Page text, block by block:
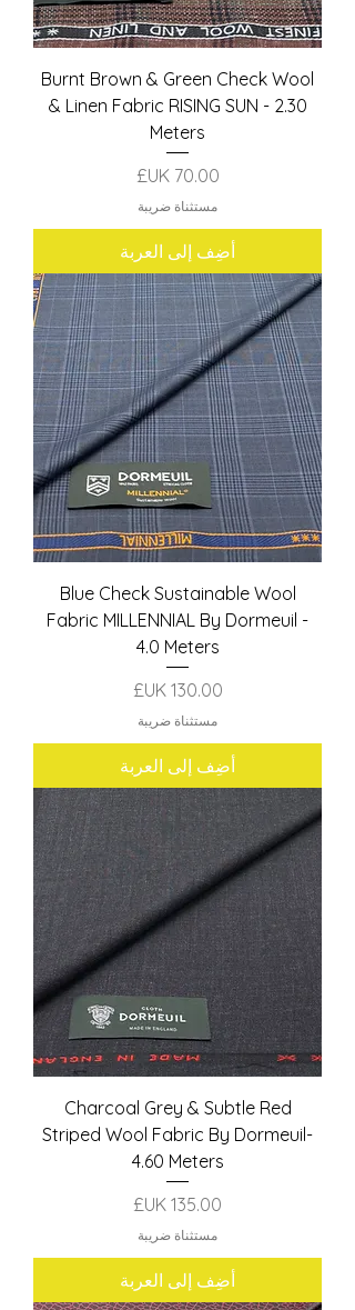
Burnt Brown & Green Check Wool
& Linen Fabric RISING SUN - 2.30
Meters
السعر
مستثناة ضريبة
أضِف إلى العربة
Blue Check Sustainable Wool
Fabric MILLENNIAL By Dormeuil -
4.0 Meters
السعر
مستثناة ضريبة
أضِف إلى العربة
Charcoal Grey & Subtle Red
Striped Wool Fabric By Dormeuil-
4.60 Meters
السعر
مستثناة ضريبة
أضِف إلى العربة